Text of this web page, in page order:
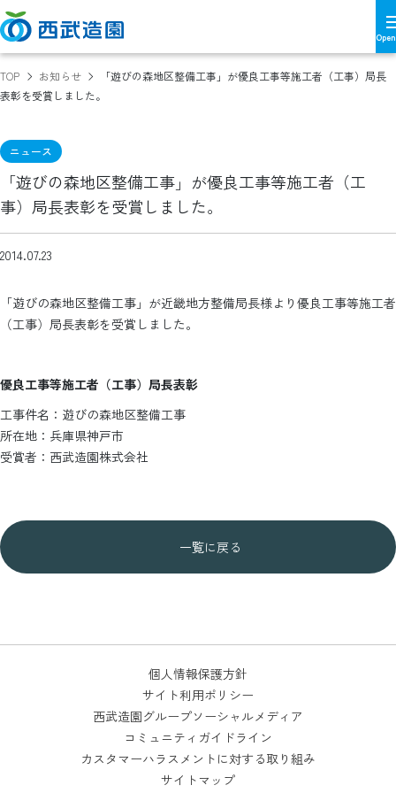
TOP お知らせ
「遊びの森地区整備工事」が優良工事等施工者（工事）局長
表彰を受賞しました。
ニュース
「遊びの森地区整備工事」が優良工事等施工者（工
事）局長表彰を受賞しました。
2014.07.23
「遊びの森地区整備工事」が近畿地方整備局長様より優良工事等施工者
（工事）局長表彰を受賞しました。
優良工事等施工者（工事）局長表彰
工事件名：遊びの森地区整備工事
所在地：兵庫県神戸市
受賞者：西武造園株式会社
一覧に戻る
個人情報保護方針
サイト利用ポリシー
西武造園グループソーシャルメディア
コミュニティガイドライン
カスタマーハラスメントに対する取り組み
サイトマップ